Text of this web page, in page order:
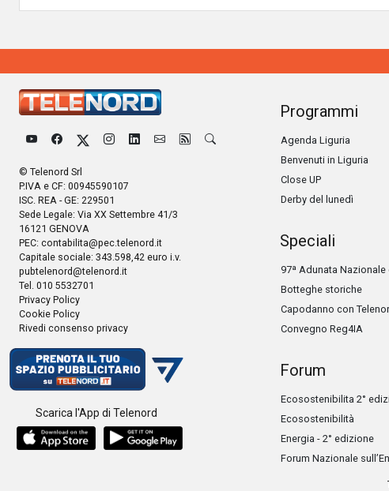
© Telenord Srl
P.IVA e CF: 00945590107
ISC. REA - GE: 229501
Sede Legale: Via XX Settembre 41/3
16121 GENOVA
PEC: contabilita@pec.telenord.it
Capitale sociale: 343.598,42 euro i.v.
pubtelenord@telenord.it
Tel. 010 5532701
Privacy Policy
Cookie Policy
Rivedi consenso privacy
Scarica l'App di Telenord
Programmi
Agenda Liguria
Benvenuti in Liguria
Close UP
Derby del lunedì
Speciali
97ª Adunata
Botteghe storiche
Capodanno con
Convegno Reg4IA
Forum
Ecosostenibilita 2°
Ecosostenibilità
Energia - 2° edizione
Forum Nazionale